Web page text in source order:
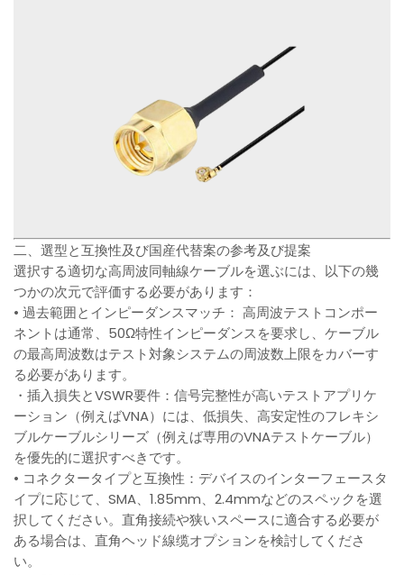
二、選型と互換性及び国産代替案の参考及び提案
選択する適切な高周波同軸線ケーブルを選ぶには、以下の幾
つかの次元で評価する必要があります：
• 過去範囲とインピーダンスマッチ： 高周波テストコンポー
ネントは通常、50Ω特性インピーダンスを要求し、ケーブル
の最高周波数はテスト対象システムの周波数上限をカバーす
る必要があります。
・插入損失とVSWR要件：信号完整性が高いテストアプリケ
ーション（例えばVNA）には、低損失、高安定性のフレキシ
ブルケーブルシリーズ（例えば専用のVNAテストケーブル）
を優先的に選択すべきです。
• コネクタータイプと互換性：デバイスのインターフェースタ
イプに応じて、SMA、1.85mm、2.4mmなどのスペックを選
択してください。直角接続や狭いスペースに適合する必要が
ある場合は、直角ヘッド線缆オプションを検討してくださ
い。